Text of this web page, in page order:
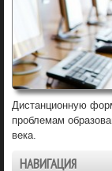
Дистанционную
проблемам
века.
НАВИГАЦИЯ